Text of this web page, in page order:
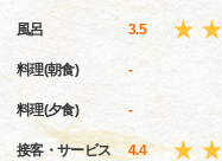
風呂 3.5
料理(朝食) -
料理(夕食) -
接客・サービス 4.4